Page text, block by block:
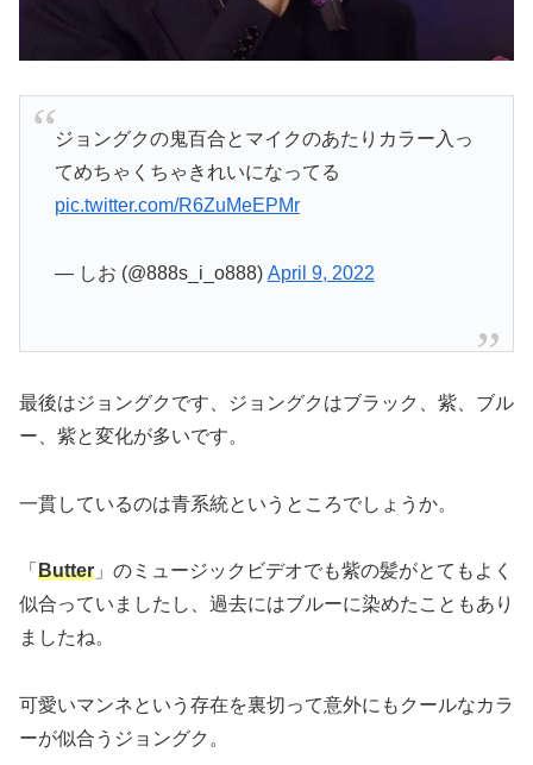
ジョングクの鬼百合とマイクのあたりカラー入っ
てめちゃくちゃきれいになってる
pic.twitter.com/R6ZuMeEPMr
— しお (@888s_i_o888) April 9, 2022
最後はジョングクです、ジョングクはブラック、紫、ブル
ー、紫と変化が多いです。
一貫しているのは青系統というところでしょうか。
「 Butter 」のミュージックビデオでも紫の髪がとてもよく
似合っていましたし、過去にはブルーに染めたこともあり
ましたね。
可愛いマンネという存在を裏切って意外にもクールなカラ
ーが似合うジョングク。